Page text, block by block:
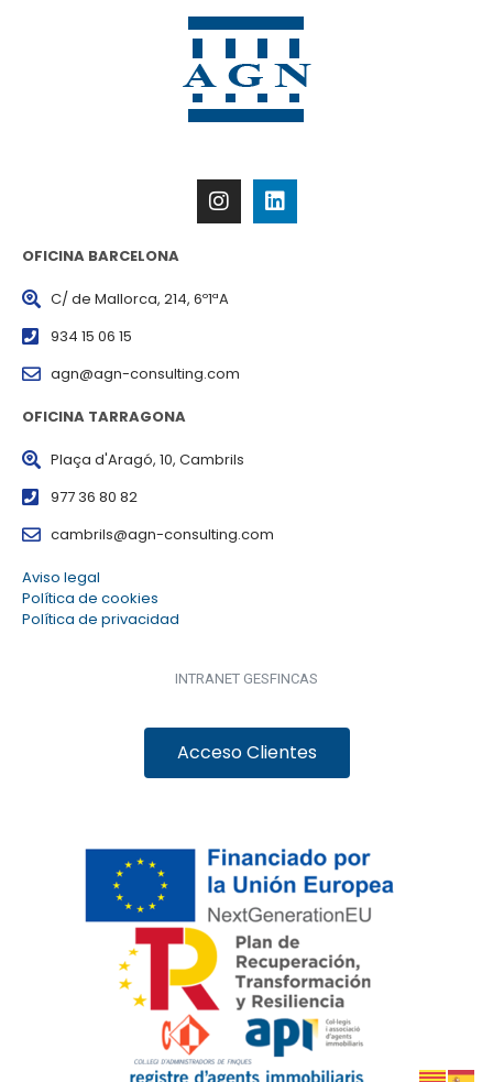
OFICINA BARCELONA
C/ de Mallorca, 214, 6º1ªA
934 15 06 15
agn@agn-consulting.com
OFICINA TARRAGONA
Plaça d'Aragó, 10, Cambrils
977 36 80 82
cambrils@agn-consulting.com
Aviso legal
Política de cookies
Política de privacidad
INTRANET GESFINCAS
Acceso Clientes